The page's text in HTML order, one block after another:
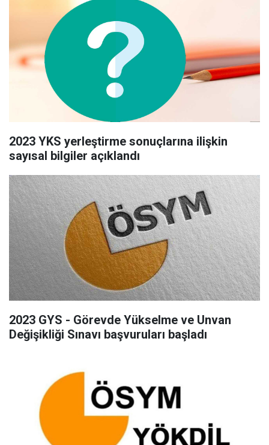
2023 YKS yerleştirme sonuçlarına ilişkin
sayısal bilgiler açıklandı
2023 GYS - Görevde Yükselme ve Unvan
Değişikliği Sınavı başvuruları başladı